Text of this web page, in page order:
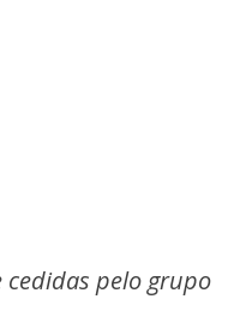
cedidas pelo grupo